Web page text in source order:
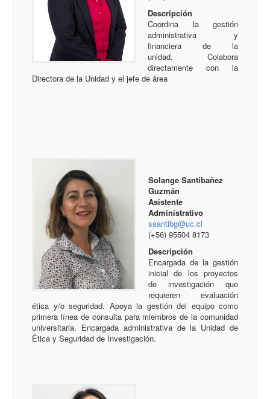
Descripción
Coordina la gestión
administrativa y
financiera de la
unidad. Colabora
directamente con la
Directora de la Unidad y el jefe de área
Solange Santibañez
Guzmán
Asistente
Administrativo
ssantibg@uc.cl
(+56) 95504 8173
Descripción
Encargada de la gestión
inicial de los proyectos
de investigación que
requieren evaluación
ética y/o seguridad. Apoya la gestión del equipo como
primera línea de consulta para miembros de la comunidad
universitaria. Encargada administrativa de la Unidad de
Ética y Seguridad de Investigación.